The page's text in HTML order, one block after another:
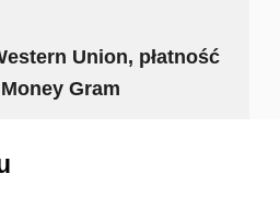
Union, płatność
Gram